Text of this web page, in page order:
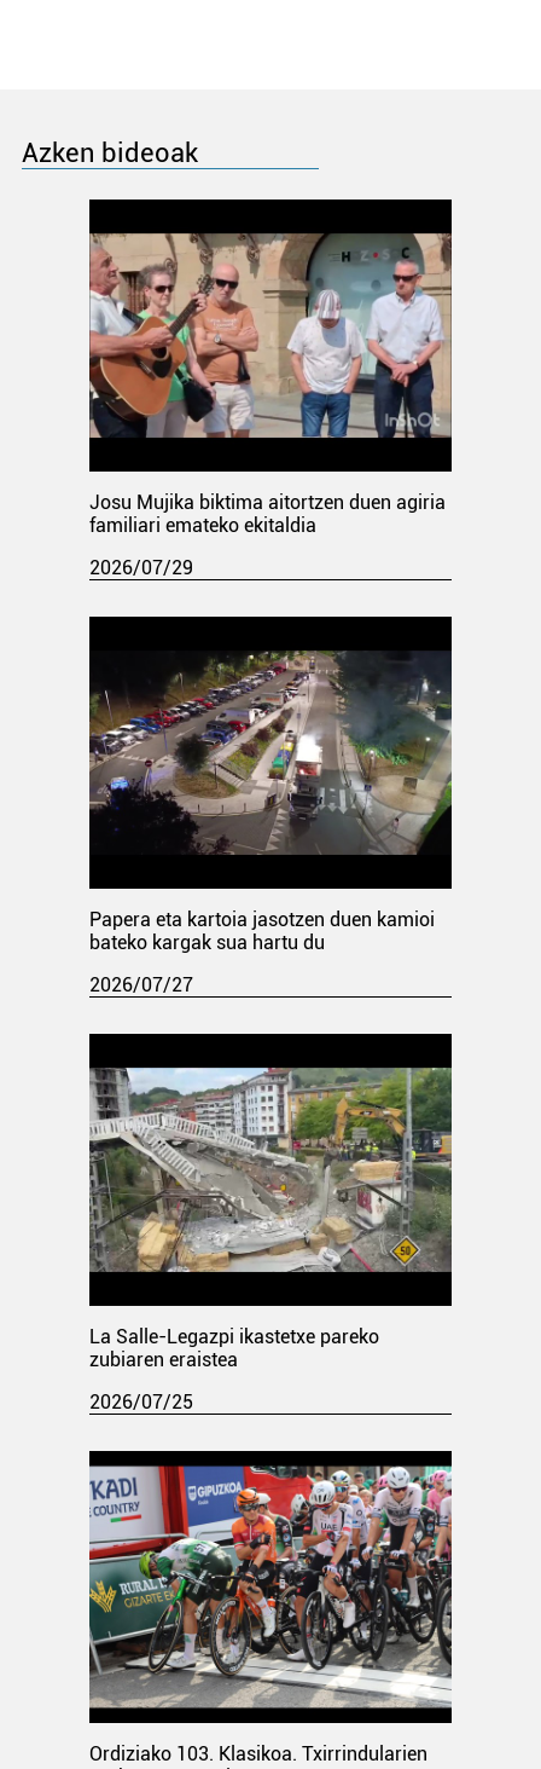
Azken bideoak
Josu Mujika biktima aitortzen duen agiria
familiari emateko ekitaldia
2026/07/29
Papera eta kartoia jasotzen duen kamioi
bateko kargak sua hartu du
2026/07/27
La Salle-Legazpi ikastetxe pareko
zubiaren eraistea
2026/07/25
Ordiziako 103. Klasikoa. Txirrindularien